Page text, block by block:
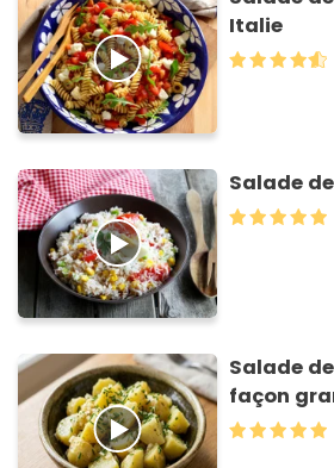
Italie
Salade
Salade
façon